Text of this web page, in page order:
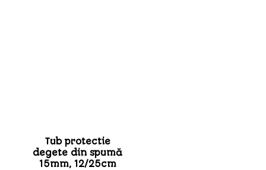
Tub protectie
degete din spumă
15mm, 12/25cm